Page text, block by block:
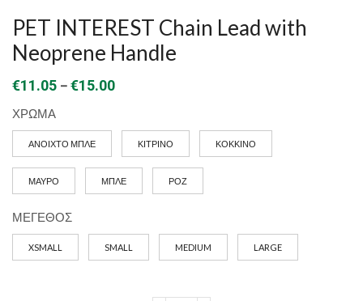
PET INTEREST Chain Lead with
Neoprene Handle
€11.05 –€15.00Price
€11.05
through
€15.00
ΧΡΩΜΑ
ΑΝΟΙΧΤΟ ΜΠΛΕ ΚΙΤΡΙΝΟ ΚΟΚΚΙΝΟ
ΜΑΥΡΟ ΜΠΛΕ ΡΟΖ
ΜΕΓΕΘΟΣ
XSMALL SMALL MEDIUM LARGE